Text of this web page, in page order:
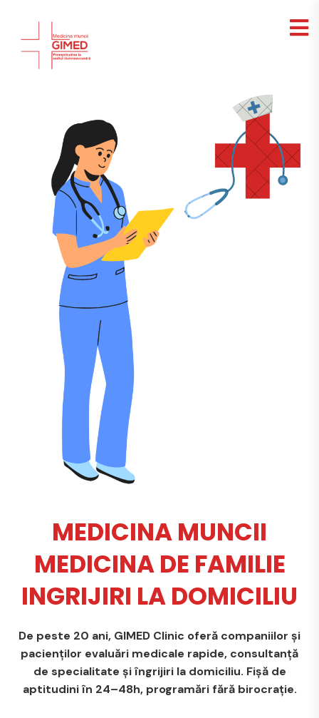
MEDICINA MUNCII
MEDICINA DE FAMILIE
INGRIJIRI LA DOMICILIU
De peste 20 ani, GIMED Clinic oferă companiilor și
pacienților evaluări medicale rapide, consultanță
de specialitate și îngrijiri la domiciliu. Fișă de
aptitudini în 24–48h, programări fără birocrație.